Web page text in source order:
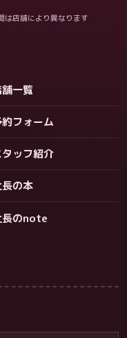
は店舗により異なります
舗一覧
約フォーム
タッフ紹介
長の本
長のnote